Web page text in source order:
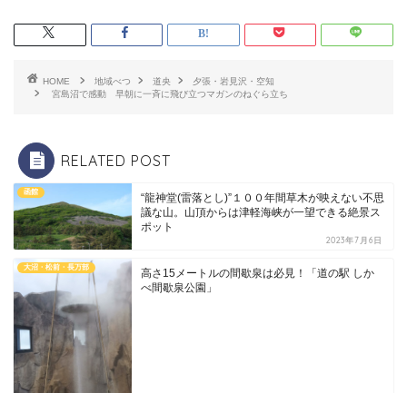
HOME 地域べつ 道央
夕張・岩見沢・空知
宮島沼で感動 早朝に一斉に飛び立つマガンのねぐら立ち
RELATED POST
函館
“龍神堂(雷落とし)”１００年間草木が映えない不思
議な山。山頂からは津軽海峡が一望できる絶景ス
ポット
2023年7月6日
大沼・松前・長万部
高さ15メートルの間歇泉は必見！「道の駅 しか
べ間歇泉公園」